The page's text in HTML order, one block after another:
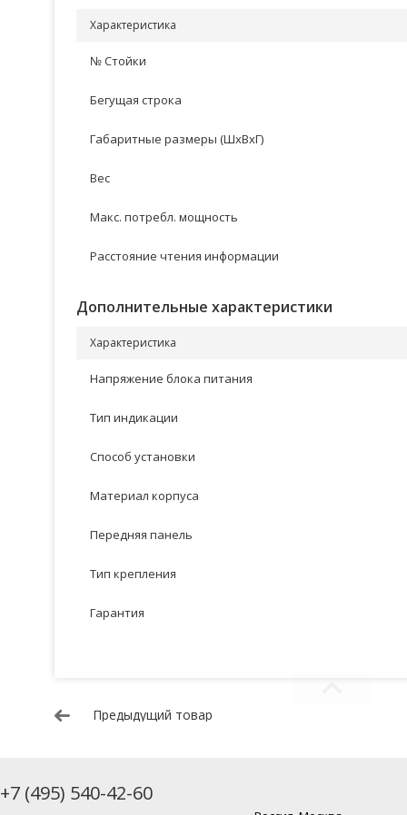
Характеристика
№ Стойки
Бегущая строка
Габаритные размеры (ШхВхГ)
Вес
Макс. потребл. мощность
Расстояние чтения информации
Дополнительные характеристики
Характеристика
Напряжение блока питания
Тип индикации
Способ установки
Материал корпуса
Передняя панель
Тип крепления
Гарантия
Предыдущий товар
+7 (495) 540-42-60